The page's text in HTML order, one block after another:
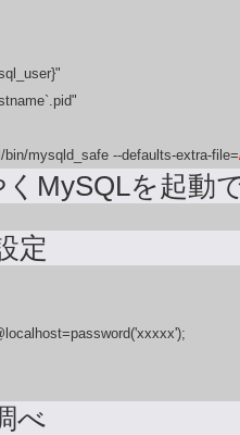
mysqld_safe --defaults-extra-file=
MySQLを起動
定
べ